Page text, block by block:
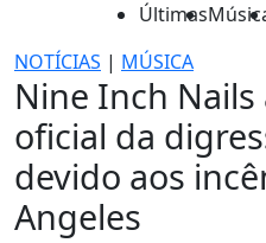
Últimas
NOTÍCIAS | MÚSICA
Nine Inch
oficial da
devido aos
Angeles